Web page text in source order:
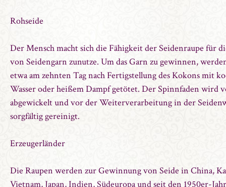
Rohseide
Der Mensch macht sich die Fähigkeit der Seidenraupe für
von Seidengarn zunutze. Um das Garn zu gewinnen,
etwa am zehnten Tag nach Fertigstellung des Kokons mit
Wasser oder heißem Dampf getötet. Der Spinnfaden wird
abgewickelt und vor der Weiterverarbeitung in der
sorgfältig gereinigt.
Erzeugerländer
Die Raupen werden zur Gewinnung von Seide in China,
Vietnam, Japan, Indien, Südeuropa und seit den 1950er-